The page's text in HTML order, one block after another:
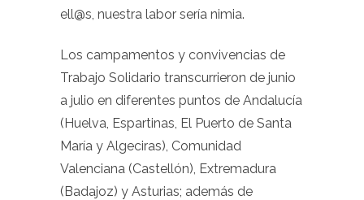
ell@s, nuestra labor sería nimia.
Los campamentos y convivencias de
Trabajo Solidario transcurrieron de junio
a julio en diferentes puntos de Andalucía
(Huelva, Espartinas, El Puerto de Santa
María y Algeciras), Comunidad
Valenciana (Castellón), Extremadura
(Badajoz) y Asturias; además de